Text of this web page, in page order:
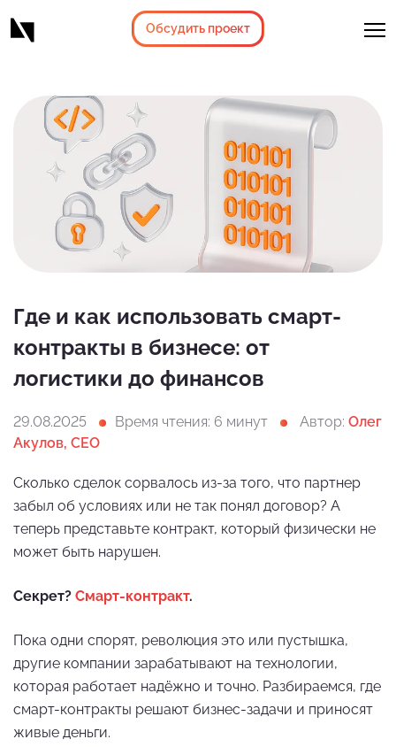
Обсудить проект
Где и как использовать смарт-
контракты в бизнесе: от
логистики до финансов
29.08.2025 Время чтения: 6 минут Автор: Олег
Акулов, CEO
Сколько сделок сорвалось из-за того, что партнер
забыл об условиях или не так понял договор? А
теперь представьте контракт, который физически не
может быть нарушен.
Секрет? Смарт-контракт.
Пока одни спорят, революция это или пустышка,
другие компании зарабатывают на технологии,
которая работает надёжно и точно. Разбираемся, где
смарт-контракты решают бизнес-задачи и приносят
живые деньги.